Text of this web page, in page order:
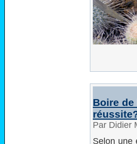
Boire
Par Didier
Selon une